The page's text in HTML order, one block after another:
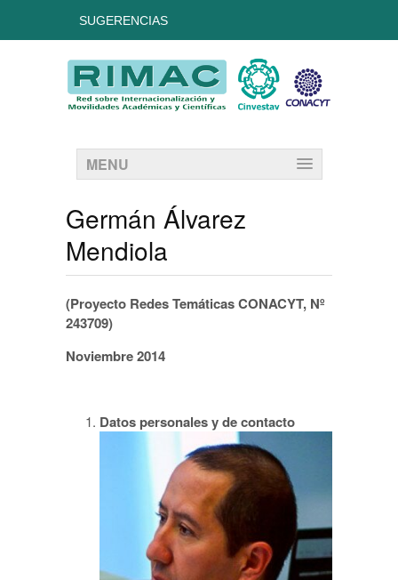
SUGERENCIAS
MENU
Germán Álvarez
Mendiola
(Proyecto Redes Temáticas CONACYT, Nº
243709)
Noviembre 2014
Datos personales y de contacto